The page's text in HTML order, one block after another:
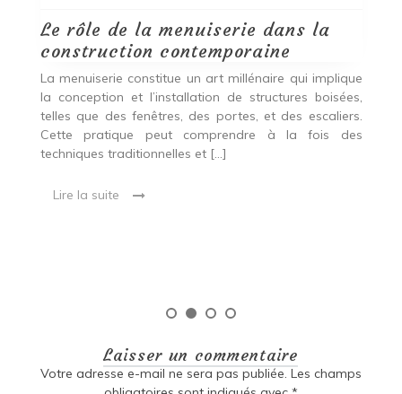
Le rôle de la menuiserie dans la
construction contemporaine
La menuiserie constitue un art millénaire qui implique
la conception et l’installation de structures boisées,
telles que des fenêtres, des portes, et des escaliers.
Cette pratique peut comprendre à la fois des
techniques traditionnelles et […]
Lire la suite
Laisser un commentaire
Votre adresse e-mail ne sera pas publiée. Les champs